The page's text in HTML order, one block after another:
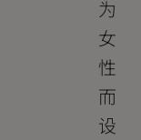
为
女
性
而
设